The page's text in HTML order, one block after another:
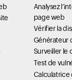
Analysez
page web
Vérifier la
Générateur
Surveiller le
Test de
Calculatrice